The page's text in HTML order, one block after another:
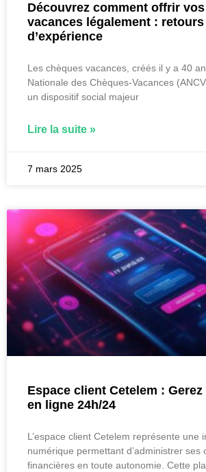
Découvrez comment offrir
vacances légalement : retours
d’expérience
Les chèques vacances, créés il y a 40
Nationale des Chèques-Vacances
un dispositif social majeur
Lire la suite »
7 mars 2025
Espace client Cetelem :
en ligne 24h/24
L’espace client Cetelem représente une
numérique permettant d’administrer ses
financières en toute autonomie. Cette